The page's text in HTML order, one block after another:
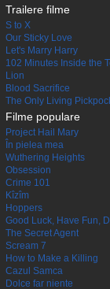
Trailere filme
S to X
Our Sticky Love
Let's Marry Harry
102 Minutes Inside the
Lion
Blood Sacrifice
The Only Living
Filme populare
Project Hail Mary
În pielea mea
Wuthering Heights
Obsession
Crime 101
Kîzîm
Hoppers
Good Luck, Have Fun,
The Secret Agent
Scream 7
How to Make a Killing
Cazul Samca
Dolce far niente